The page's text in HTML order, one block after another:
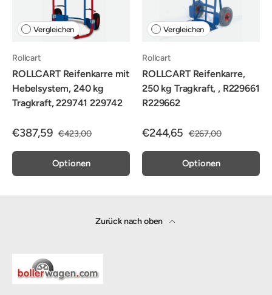
Vergleichen
Rollcart
ROLLCART Reifenkarre mit
Hebelsystem, 240 kg
Tragkraft, 229741 229742
€387,59 €423,00
Optionen
Vergleichen
Rollcart
ROLLCART Reifenkarre,
250 kg Tragkraft, , R229661
R229662
€244,65 €267,00
Optionen
Zurück nach oben